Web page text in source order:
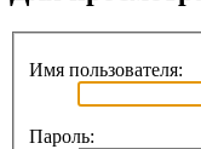
Имя пользователя:
Пароль: